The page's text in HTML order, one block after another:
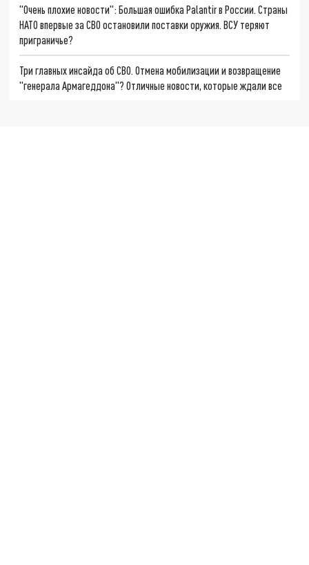
"Очень плохие новости": Большая ошибка Palantir в России. Страны
НАТО впервые за СВО остановили поставки оружия. ВСУ теряют
приграничье?
Три главных инсайда об СВО. Отмена мобилизации и возвращение
"генерала Армагеддона"? Отличные новости, которые ждали все